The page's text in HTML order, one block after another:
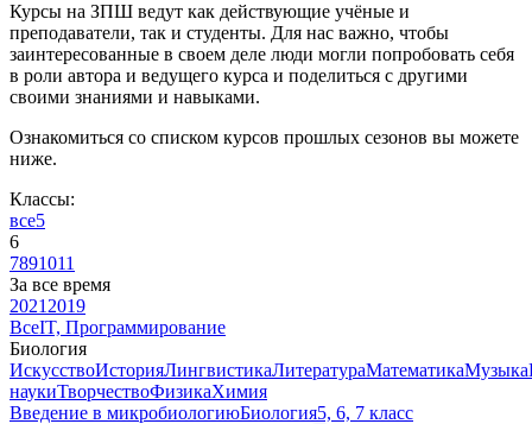
Курсы на ЗПШ ведут как действующие учёные и
преподаватели, так и студенты. Для нас важно, чтобы
заинтересованные в своем деле люди могли попробовать себя
в роли автора и ведущего курса и поделиться с другими
своими знаниями и навыками.
Ознакомиться со списком курсов прошлых сезонов вы можете
ниже.
Классы:
все5
6
7891011
За все время
2021 2019
ВсеIT, Программирование
Биология
ИскусствоИсторияЛингвистикаЛитератураМатематикаМузыка
наукиТворчествоФизикаХимия
Введение в микробиологиюБиология5, 6, 7 класс